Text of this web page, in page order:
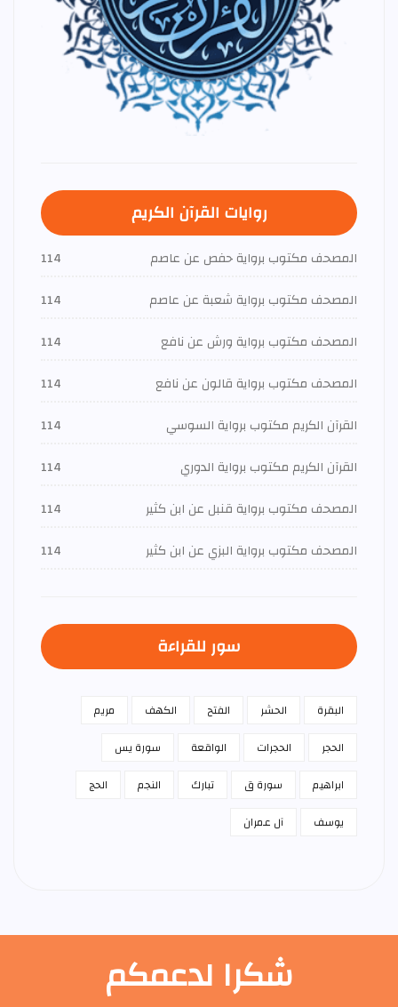
روايات القرآن الكريم
المصحف مكتوب برواية حفص عن عاصم
114
المصحف مكتوب برواية شعبة عن عاصم
114
المصحف مكتوب برواية ورش عن نافع
114
المصحف مكتوب برواية قالون عن نافع
114
القرآن الكريم مكتوب برواية السوسي
114
القرآن الكريم مكتوب برواية الدوري
114
المصحف مكتوب برواية قنبل عن ابن كثير
114
المصحف مكتوب برواية البزي عن ابن كثير
114
سور للقراءة
البقرة الحشر الفتح الكهف
مريم
الحجر
الحجرات الواقعة
سورة يس
ابراهيم
سورة ق تبارك النجم
الحج
يوسف
آل عمران
شكرا لدعمكم